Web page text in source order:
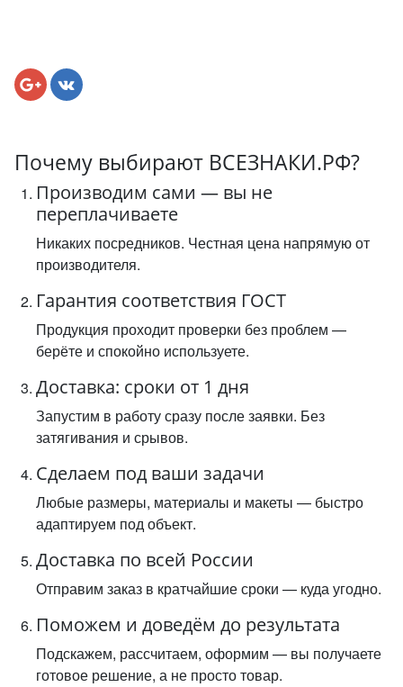
Почему выбирают ВСЕЗНАКИ.РФ?
Производим сами — вы не
переплачиваете
Никаких посредников. Честная цена напрямую от
производителя.
Гарантия соответствия ГОСТ
Продукция проходит проверки без проблем —
берёте и спокойно используете.
Доставка: сроки от 1 дня
Запустим в работу сразу после заявки. Без
затягивания и срывов.
Сделаем под ваши задачи
Любые размеры, материалы и макеты — быстро
адаптируем под объект.
Доставка по всей России
Отправим заказ в кратчайшие сроки — куда угодно.
Поможем и доведём до результата
Подскажем, рассчитаем, оформим — вы получаете
готовое решение, а не просто товар.